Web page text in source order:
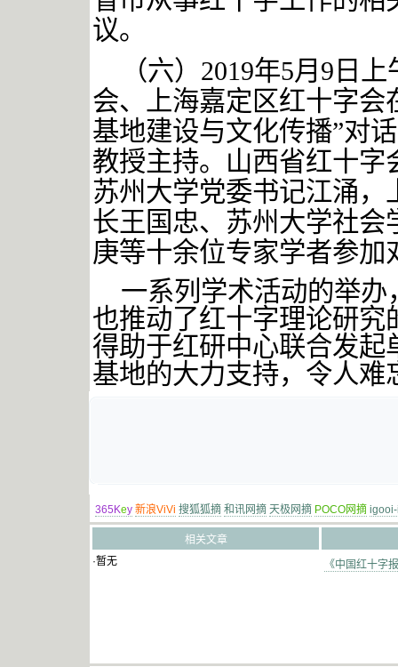
议。
（六） 2019年5月 9 日
会、上海嘉定区红十字
基地建设与文化传播”对
教授主持。山西省红十
苏州大学党委书记江涌
长王国忠、苏州大学社
庚等十余位专家学者参加
一系列学术活动的举
也推动了红十字理论研
得助于红研中心联合发
基地的大力支持，令人难
365Key 新浪ViVi 搜狐狐摘 和讯网摘 天极网摘 POCO网摘
相关文章
·暂无
《中国红十字